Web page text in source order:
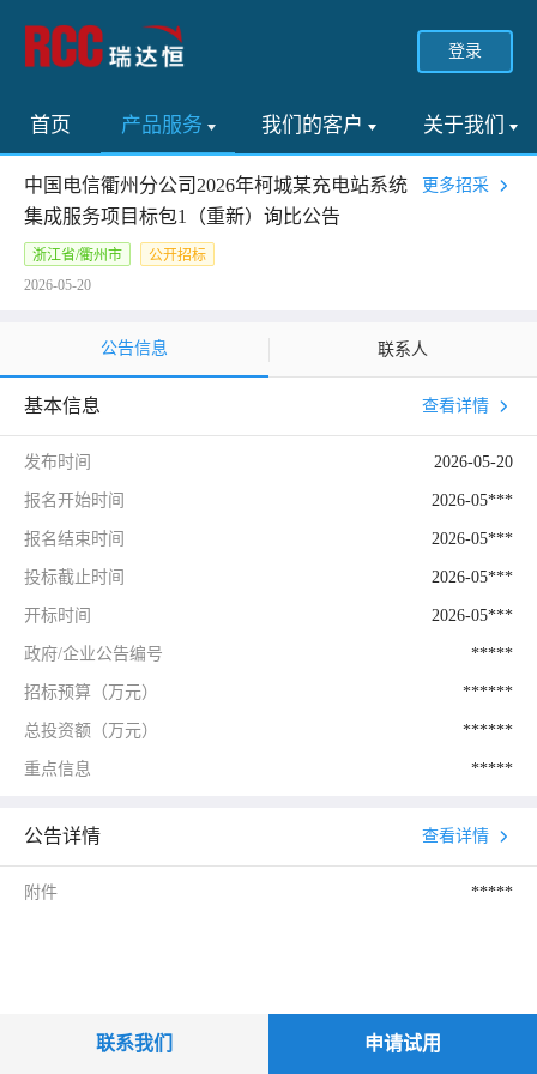
登录
首页 产品服务 我们的客户 关于我们
中国电信衢州分公司2026年柯城某充电站系统
集成服务项目标包1（重新）询比公告
更多招采
浙江省/衢州市
公开招标
2026-05-20
公告信息 联系人
基本信息 查看详情
发布时间 2026-05-20
报名开始时间 2026-05***
报名结束时间 2026-05***
投标截止时间 2026-05***
开标时间 2026-05***
政府/企业公告编号 *****
招标预算（万元） ******
总投资额（万元） ******
重点信息 *****
公告详情 查看详情
附件 *****
联系我们 申请试用